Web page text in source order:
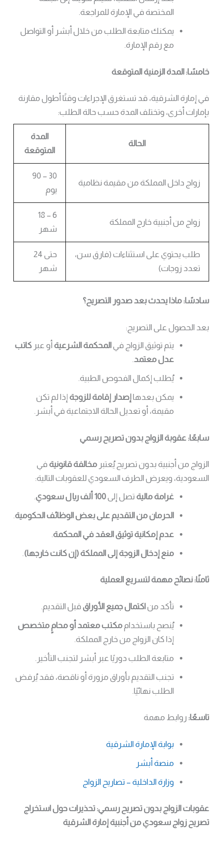
المختصة في الإمارة للمراجعة.
يمكنك متابعة الطلب من خلال أبشر أو التواصل
مع رقم الإمارة.
خامسًا: المدة الزمنية المتوقعة
في إمارة الشرقية، قد تستغرق الإجراءات وقتًا أطول مقارنة
بإمارات أخرى، وتختلف المدة حسب حالة الطلب:
الحالة
المدة
المتوقعة
زواج داخل المملكة من مقيمة نظامية
30 – 90
يوم
زواج من أجنبية خارج المملكة
6 – 18
شهر
طلب يحتوي على استثناءات (فارق سن،
تعدد زوجات)
حتى 24
شهر
سادسًا: ماذا يحدث بعد صدور التصريح؟
بعد الحصول على التصريح:
يتم توثيق الزواج فيالمحكمة الشرعية أو عبركاتب
عدل معتمد.
يُطلب إكمال الفحوص الطبية.
يمكن بعدهاإصدار إقامة للزوجة إذا لم تكن
مقيمة، أو تعديل الحالة الاجتماعية في أبشر.
سابعًا: عقوبة الزواج بدون تصريح رسمي
الزواج من أجنبية بدون تصريح يُعتبرمخالفة قانونية في
السعودية، ويعرض الطرف السعودي للعقوبات التالية:
غرامة مالية تصل إلى100 ألف ريال سعودي
الحرمان من التقديم على بعض الوظائف الحكومية
عدم إمكانية توثيق العقد في المحكمة
منع إدخال الزوجة إلى المملكة (إن كانت خارجها)
ثامنًا: نصائح مهمة لتسريع العملية
تأكد مناكتمال جميع الأوراق قبل التقديم.
يُنصح باستخداممكتب معتمد أو محامٍ متخصص
إذا كان الزواج من خارج المملكة.
متابعة الطلب دوريًا عبر أبشر لتجنب التأخير.
تجنب التقديم بأوراق مزورة أو ناقصة، فقد يُرفض
الطلب نهائيًا.
تاسعًا: روابط مهمة
بوابة الإمارة الشرقية
منصة أبشر
وزارة الداخلية – تصاريح الزواج
عقوبات الزواج بدون تصريح رسمي: تحذيرات حول استخراج
تصريح زواج سعودي من أجنبية إمارة الشرقية